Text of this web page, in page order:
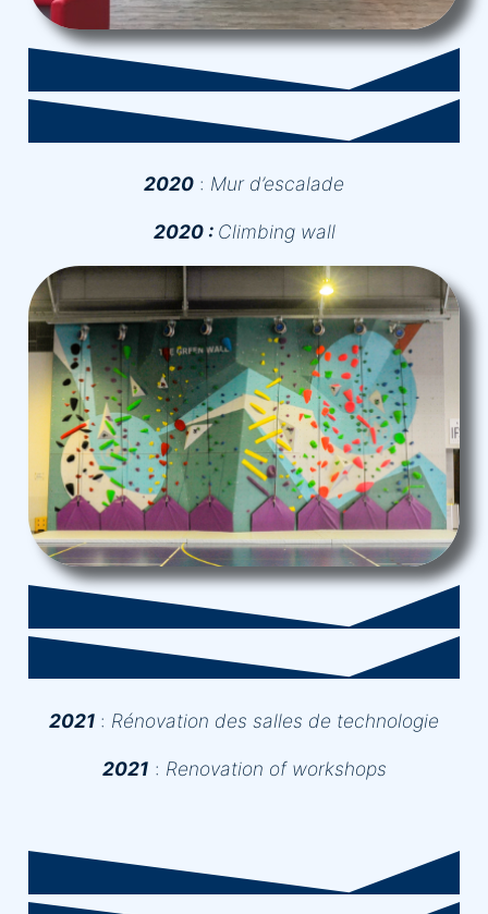
2020 : Mur d’escalade
2020 : Climbing wall
2021 : Rénovation des salles de technologie
2021 : Renovation of workshops